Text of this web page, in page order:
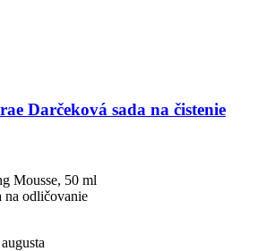
Darčeková sada na čistenie
Mousse, 50 ml
na odličovanie